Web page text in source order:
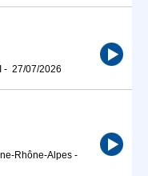
- 27/07/2026
Rhône-Alpes -